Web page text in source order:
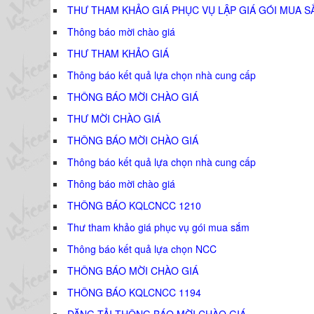
THƯ THAM KHẢO GIÁ PHỤC VỤ LẬP GIÁ GÓI MUA
Thông báo mời chào giá
THƯ THAM KHẢO GIÁ
Thông báo kết quả lựa chọn nhà cung cấp
THÔNG BÁO MỜI CHÀO GIÁ
THƯ MỜI CHÀO GIÁ
THÔNG BÁO MỜI CHÀO GIÁ
Thông báo kết quả lựa chọn nhà cung cấp
Thông báo mời chào giá
THÔNG BÁO KQLCNCC 1210
Thư tham khảo giá phục vụ gói mua sắm
Thông báo kết quả lựa chọn NCC
THÔNG BÁO MỜI CHÀO GIÁ
THÔNG BÁO KQLCNCC 1194